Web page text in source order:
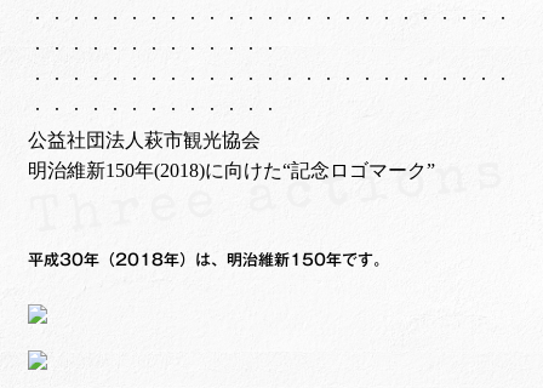
・・・・・・・・・・・・・・・・・・・・・・・・・
・・・・・・・・・・・・・
・・・・・・・・・・・・・・・・・・・・・・・・・
・・・・・・・・・・・・・
公益社団法人萩市観光協会
明治維新150年(2018)に向けた“記念ロゴマーク”
平成30年（2018年）は、明治維新150年です。